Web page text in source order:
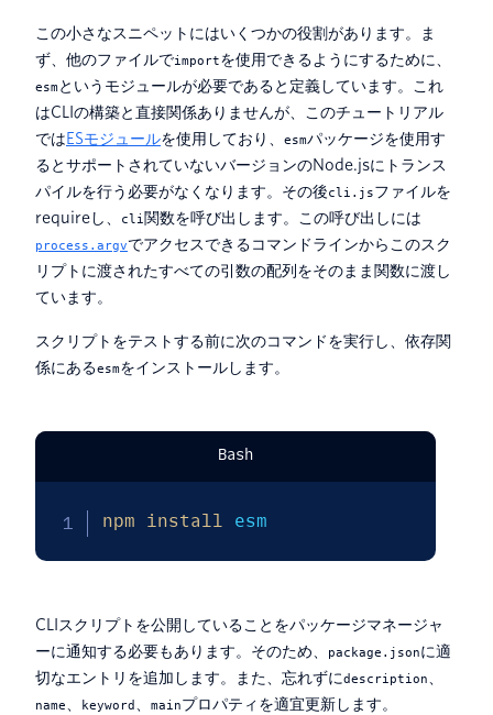
この小さなスニペットにはいくつかの役割があります。ま
ず、他のファイルでimportを使用できるようにするために、
esmというモジュールが必要であると定義しています。これ
はCLIの構築と直接関係ありませんが、このチュートリアル
ではESモジュールを使用しており、 esmパッケージを使用す
るとサポートされていないバージョンのNode.jsにトランス
パイルを行う必要がなくなります。その後cli.jsファイルを
requireし、
cli関数を呼び出します。この呼び出しには
process.argvでアクセスできるコマンドラインからこのスク
リプトに渡されたすべての引数の配列をそのまま関数に渡し
ています。
スクリプトをテストする前に次のコマンドを実行し、依存関
係にあるesmをインストールします。
Bash
npm install esm
CLIスクリプトを公開していることをパッケージマネージャ
ーに通知する必要もあります。そのため、
package.jsonに適
切なエントリを追加します。また、忘れずにdescription、
name、 keyword 、 mainプロパティを適宜更新します。